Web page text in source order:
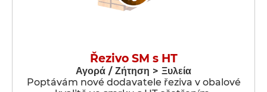
Řezivo SM s HT
Αγορά / Ζήτηση > Ξυλεία
Poptávám nové dodavatele řeziva v obalové